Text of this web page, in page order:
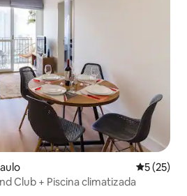
5 (25)
Club + Piscina climatizada